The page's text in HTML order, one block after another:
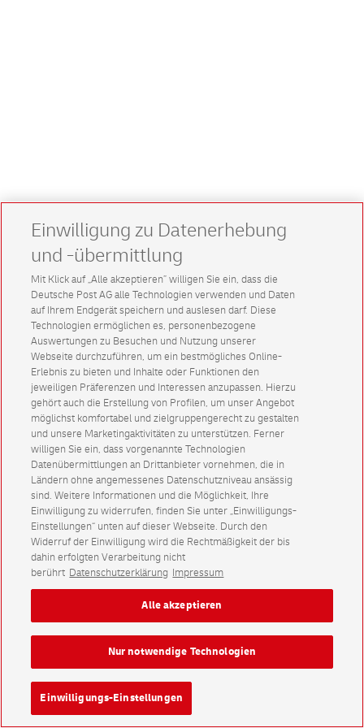
Einwilligung zu Datenerhebung
und -übermittlung
Mit Klick auf „Alle akzeptieren” willigen Sie ein, dass die
Deutsche Post AG alle Technologien verwenden und Daten
auf Ihrem Endgerät speichern und auslesen darf. Diese
Technologien ermöglichen es, personenbezogene
Auswertungen zu Besuchen und Nutzung unserer
Webseite durchzuführen, um ein bestmögliches Online-
Erlebnis zu bieten und Inhalte oder Funktionen den
jeweiligen Präferenzen und Interessen anzupassen. Hierzu
gehört auch die Erstellung von Profilen, um unser Angebot
möglichst komfortabel und zielgruppengerecht zu gestalten
und unsere Marketingaktivitäten zu unterstützen. Ferner
willigen Sie ein, dass vorgenannte Technologien
Datenübermittlungen an Drittanbieter vornehmen, die in
Ländern ohne angemessenes Datenschutzniveau ansässig
sind. Weitere Informationen und die Möglichkeit, Ihre
Einwilligung zu widerrufen, finden Sie unter „Einwilligungs-
Einstellungen“ unten auf dieser Webseite. Durch den
Widerruf der Einwilligung wird die Rechtmäßigkeit der bis
dahin erfolgten Verarbeitung nicht
berührt Datenschutzerklärung Impressum
Einwilligungs-Einstellungen
Nur notwendige Technologien
Alle akzeptieren